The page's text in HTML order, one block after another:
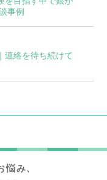
事例
連絡を待ち続けて
み、